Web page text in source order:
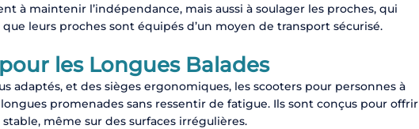
à maintenir l’indépendance, mais aussi à soulager les proches, qui
leurs proches sont équipés d’un moyen de transport sécurisé.
les Longues Balades
adaptés, et des sièges ergonomiques, les scooters pour personnes à
promenades sans ressentir de fatigue. Ils sont conçus pour offrir
même sur des surfaces irrégulières.